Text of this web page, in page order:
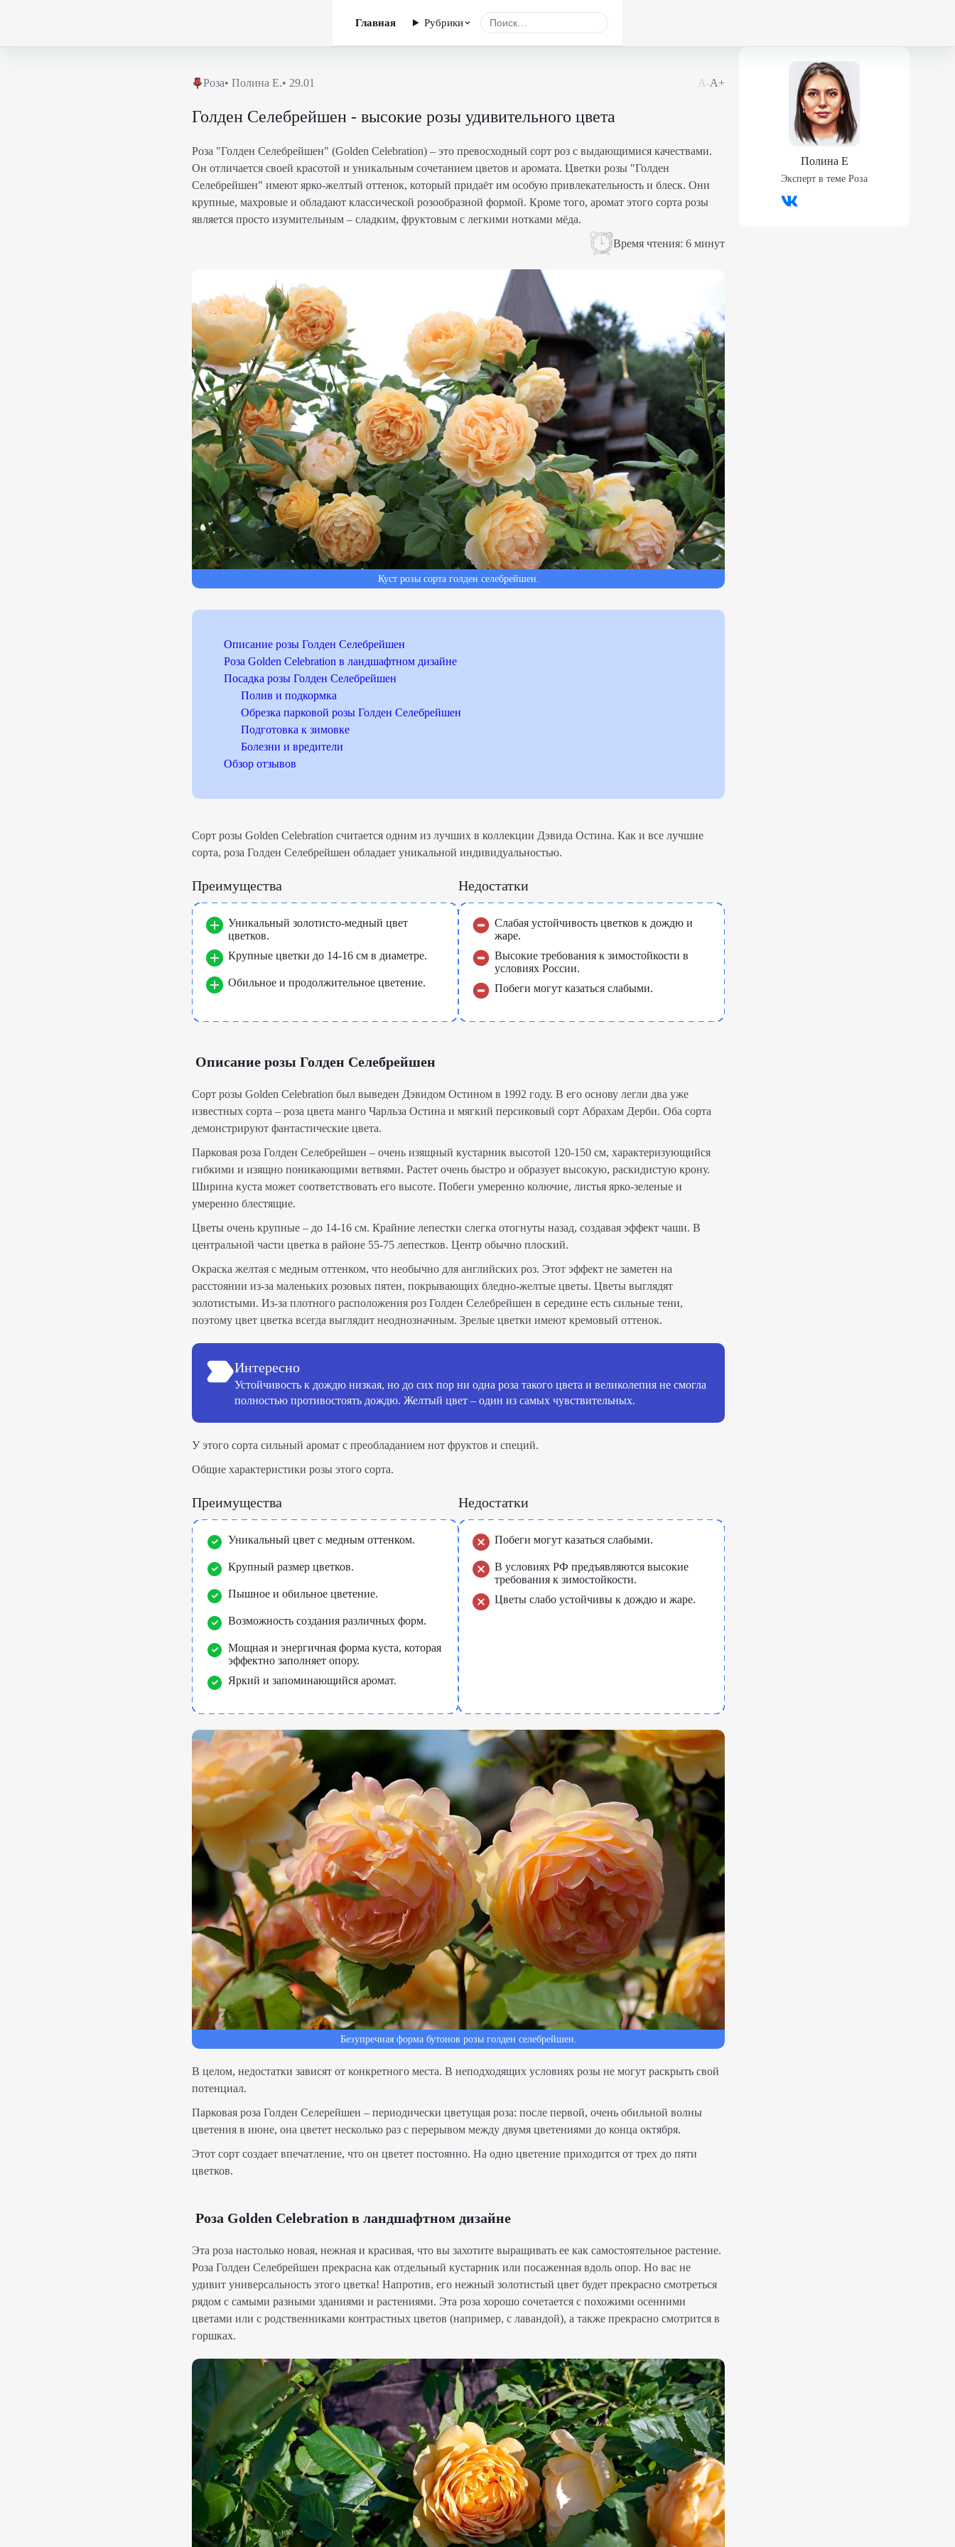
Главная Рубрики
Роза• Полина Е.• 29.01 А-А+
Голден Селебрейшен - высокие розы удивительного цвета
Роза "Голден Селебрейшен" (Golden Celebration) – это превосходный сорт роз с выдающимися качествами.
Он отличается своей красотой и уникальным сочетанием цветов и аромата. Цветки розы "Голден
Селебрейшен" имеют ярко-желтый оттенок, который придаёт им особую привлекательность и блеск. Они
крупные, махровые и обладают классической розообразной формой. Кроме того, аромат этого сорта розы
является просто изумительным – сладким, фруктовым с легкими нотками мёда.
Время чтения: 6 минут
Куст розы сорта голден селебрейшен.
Описание розы Голден Селебрейшен
Роза Golden Celebration в ландшафтном дизайне
Посадка розы Голден Селебрейшен
Полив и подкормка
Обрезка парковой розы Голден Селебрейшен
Подготовка к зимовке
Болезни и вредители
Обзор отзывов
Сорт розы Golden Celebration считается одним из лучших в коллекции Дэвида Остина. Как и все лучшие
сорта, роза Голден Селебрейшен обладает уникальной индивидуальностью.
Преимущества
Уникальный золотисто-медный цвет
цветков.
Крупные цветки до 14-16 см в диаметре.
Обильное и продолжительное цветение.
Недостатки
Слабая устойчивость цветков к дождю и
жаре.
Высокие требования к зимостойкости в
условиях России.
Побеги могут казаться слабыми.
Описание розы Голден Селебрейшен
Сорт розы Golden Celebration был выведен Дэвидом Остином в 1992 году. В его основу легли два уже
известных сорта – роза цвета манго Чарльза Остина и мягкий персиковый сорт Абрахам Дерби. Оба сорта
демонстрируют фантастические цвета.
Парковая роза Голден Селебрейшен – очень изящный кустарник высотой 120-150 см, характеризующийся
гибкими и изящно поникающими ветвями. Растет очень быстро и образует высокую, раскидистую крону.
Ширина куста может соответствовать его высоте. Побеги умеренно колючие, листья ярко-зеленые и
умеренно блестящие.
Цветы очень крупные – до 14-16 см. Крайние лепестки слегка отогнуты назад, создавая эффект чаши. В
центральной части цветка в районе 55-75 лепестков. Центр обычно плоский.
Окраска желтая с медным оттенком, что необычно для английских роз. Этот эффект не заметен на
расстоянии из-за маленьких розовых пятен, покрывающих бледно-желтые цветы. Цветы выглядят
золотистыми. Из-за плотного расположения роз Голден Селебрейшен в середине есть сильные тени,
поэтому цвет цветка всегда выглядит неоднозначным. Зрелые цветки имеют кремовый оттенок.
Интересно
Устойчивость к дождю низкая, но до сих пор ни одна роза такого цвета и великолепия не смогла
полностью противостоять дождю. Желтый цвет – один из самых чувствительных.
У этого сорта сильный аромат с преобладанием нот фруктов и специй.
Общие характеристики розы этого сорта.
Преимущества
Уникальный цвет с медным оттенком.
Крупный размер цветков.
Пышное и обильное цветение.
Возможность создания различных форм.
Мощная и энергичная форма куста, которая
эффектно заполняет опору.
Яркий и запоминающийся аромат.
Недостатки
Побеги могут казаться слабыми.
В условиях РФ предъявляются высокие
требования к зимостойкости.
Цветы слабо устойчивы к дождю и жаре.
Безупречная форма бутонов розы голден селебрейшен.
В целом, недостатки зависят от конкретного места. В неподходящих условиях розы не могут раскрыть свой
потенциал.
Парковая роза Голден Селерейшен – периодически цветущая роза: после первой, очень обильной волны
цветения в июне, она цветет несколько раз с перерывом между двумя цветениями до конца октября.
Этот сорт создает впечатление, что он цветет постоянно. На одно цветение приходится от трех до пяти
цветков.
Роза Golden Celebration в ландшафтном дизайне
Эта роза настолько новая, нежная и красивая, что вы захотите выращивать ее как самостоятельное растение.
Роза Голден Селебрейшен прекрасна как отдельный кустарник или посаженная вдоль опор. Но вас не
удивит универсальность этого цветка! Напротив, его нежный золотистый цвет будет прекрасно смотреться
рядом с самыми разными зданиями и растениями. Эта роза хорошо сочетается с похожими осенними
цветами или с родственниками контрастных цветов (например, с лавандой), а также прекрасно смотрится в
горшках.
Полина Е
Эксперт в теме Роза